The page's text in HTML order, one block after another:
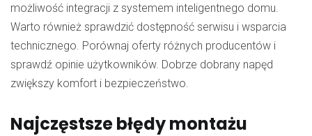
możliwość integracji z systemem inteligentnego domu.
Warto również sprawdzić dostępność serwisu i wsparcia
technicznego. Porównaj oferty różnych producentów i
sprawdź opinie użytkowników. Dobrze dobrany napęd
zwiększy komfort i bezpieczeństwo.
Najczęstsze błędy montażu